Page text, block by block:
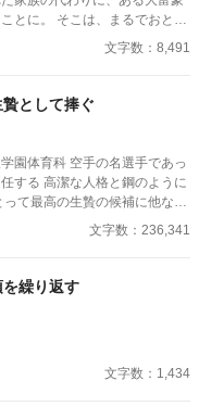
とに。 そこは、まるでおとぎ
、そこで待っていたのは、同
――完璧だけど性格が超ドS
除だけじゃダメ
事な仕事だろ？」 手を握
心臓がバクバクする。 なの
しまって…。 怒ったり照れた
いくひなた。 だけど、彼には
と前か
ブストーリー。
文字数：8,491
として捧ぐ
の名選手であっ
のように
“土”の信奉者達が暗躍する 意
ジー
文字数：236,341
繰り返す
文字数：1,434